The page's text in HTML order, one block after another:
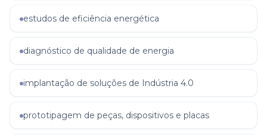
estudos de eficiência energética
diagnóstico de qualidade de energia
implantação de soluções de Indústria 4.0
prototipagem de peças, dispositivos e placas